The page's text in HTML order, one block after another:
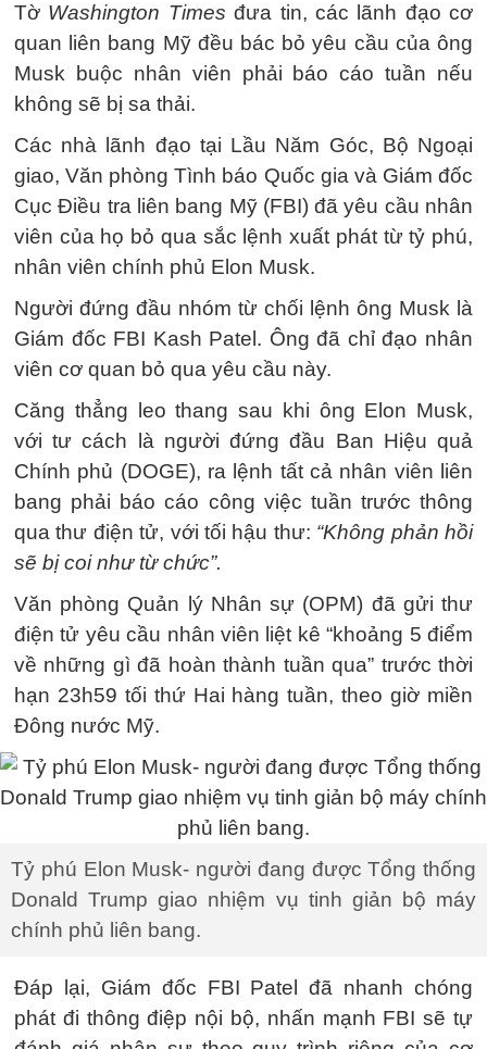
Tờ Washington Times đưa tin, các lãnh đạo cơ
quan liên bang Mỹ đều bác bỏ yêu cầu của ông
Musk buộc nhân viên phải báo cáo tuần nếu
không sẽ bị sa thải.
Các nhà lãnh đạo tại Lầu Năm Góc, Bộ Ngoại
giao, Văn phòng Tình báo Quốc gia và Giám đốc
Cục Điều tra liên bang Mỹ (FBI) đã yêu cầu nhân
viên của họ bỏ qua sắc lệnh xuất phát từ tỷ phú,
nhân viên chính phủ Elon Musk.
Người đứng đầu nhóm từ chối lệnh ông Musk là
Giám đốc FBI Kash Patel. Ông đã chỉ đạo nhân
viên cơ quan bỏ qua yêu cầu này.
Căng thẳng leo thang sau khi ông Elon Musk,
với tư cách là người đứng đầu Ban Hiệu quả
Chính phủ (DOGE), ra lệnh tất cả nhân viên liên
bang phải báo cáo công việc tuần trước thông
qua thư điện tử, với tối hậu thư: “Không phản hồi
sẽ bị coi như từ chức”.
Văn phòng Quản lý Nhân sự (OPM) đã gửi thư
điện tử yêu cầu nhân viên liệt kê “khoảng 5 điểm
về những gì đã hoàn thành tuần qua” trước thời
hạn 23h59 tối thứ Hai hàng tuần, theo giờ miền
Đông nước Mỹ.
Tỷ phú Elon Musk- người đang được Tổng thống
Donald Trump giao nhiệm vụ tinh giản bộ máy
chính phủ liên bang.
Đáp lại, Giám đốc FBI Patel đã nhanh chóng
phát đi thông điệp nội bộ, nhấn mạnh FBI sẽ tự